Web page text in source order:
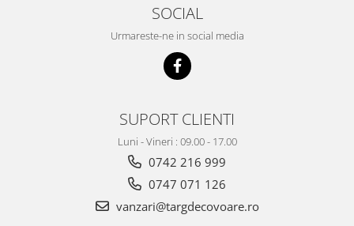
SOCIAL
Urmareste-ne in social media
SUPORT CLIENTI
Luni - Vineri : 09.00 - 17.00
0742 216 999
0747 071 126
vanzari@targdecovoare.ro